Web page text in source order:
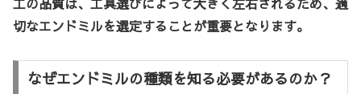
工の品質は、工具選びによって大きく左右されるため、適
切なエンドミルを選定することが重要となります。
なぜエンドミルの種類を知る必要があるのか？